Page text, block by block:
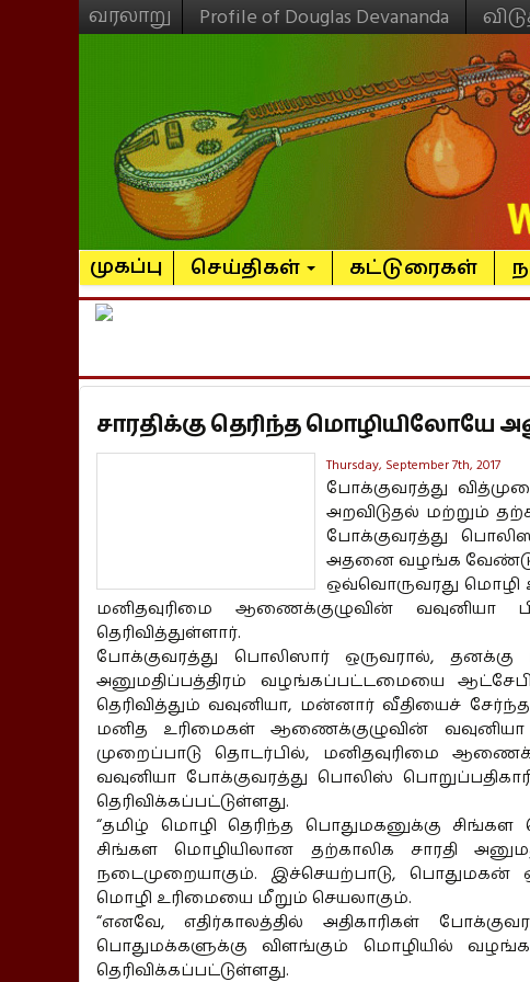
வரலாறு Profile of Douglas Devananda
முகப்பு செய்திகள் கட்டுரைகள்
சாரதிக்கு தெரிந்த மொழியிலோயே
Thursday, September 7th, 2017
போக்குவரத்து
அறவிடுதல் மற்றும்
போக்குவரத்து
அதனை வழங்க
ஒவ்வொருவரது மொழி
மனிதவுரிமை ஆணைக்குழுவின் வவுனியா
தெரிவித்துள்ளார்.
போக்குவரத்து பொலிஸார் ஒருவரால், தனக்கு
அனுமதிப்பத்திரம் வழங்கப்பட்டமையை
தெரிவித்தும் வவுனியா, மன்னார் வீதியைச்
மனித உரிமைகள் ஆணைக்குழுவின் வவுனியா
முறைப்பாடு தொடர்பில், மனிதவுரிமை
வவுனியா போக்குவரத்து பொலிஸ்
தெரிவிக்கப்பட்டுள்ளது.
“தமிழ் மொழி தெரிந்த பொதுமகனுக்கு
சிங்கள மொழியிலான தற்காலிக சாரதி
நடைமுறையாகும். இச்செயற்பாடு, பொதுமகன்
மொழி உரிமையை மீறும் செயலாகும்.
“எனவே, எதிர்காலத்தில் அதிகாரிகள்
பொதுமக்களுக்கு விளங்கும் மொழியில்
தெரிவிக்கப்பட்டுள்ளது.